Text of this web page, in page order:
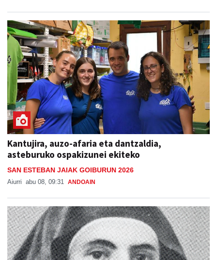
Kantujira, auzo-afaria eta dantzaldia,
asteburuko ospakizunei ekiteko
SAN ESTEBAN JAIAK GOIBURUN 2026
Aiurri abu 08, 09:31 ANDOAIN